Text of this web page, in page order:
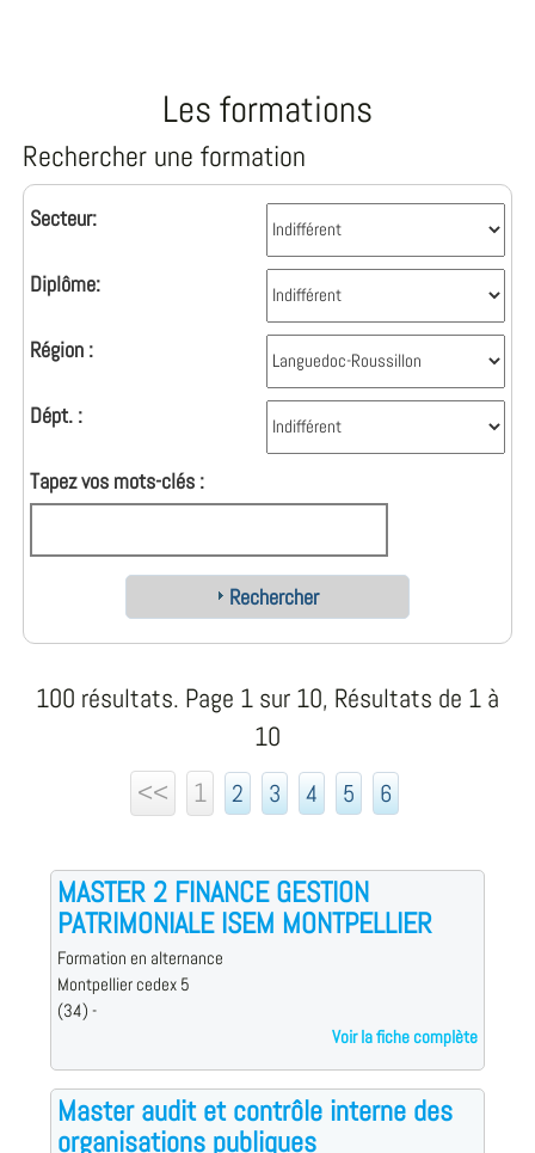
Les formations
Rechercher une formation
Secteur:
Diplôme:
Région :
Dépt. :
Tapez vos mots-clés :
Rechercher
100 résultats. Page 1 sur 10, Résultats de 1 à
10
<<
1 2 3 4 5 6
MASTER 2 FINANCE GESTION
PATRIMONIALE ISEM MONTPELLIER
Formation en alternance
Montpellier cedex 5
(34) -
Voir la fiche complète
Master audit et contrôle interne des
organisations publiques